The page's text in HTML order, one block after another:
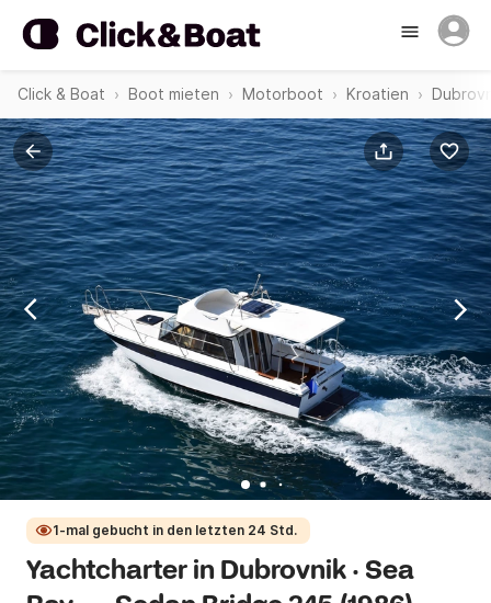
Click & Boat Boot mieten Motorboot Kroatien
1-mal gebucht in den letzten 24 Std.
Yachtcharter in Dubrovnik · Sea